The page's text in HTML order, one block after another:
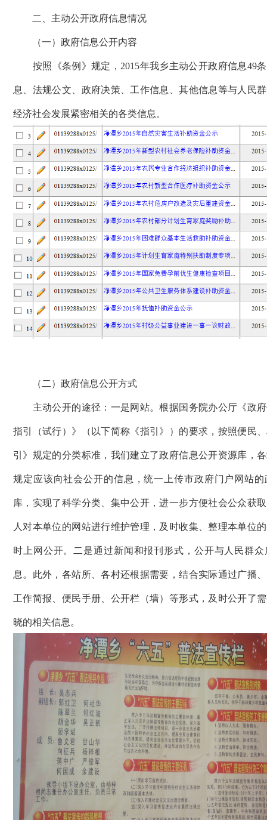
二、主动公开政府信息情况
（一）政府信息公开内容
按照《条例》规定，2015年我乡主动公开政府信息49
息、法规公文、政府决策、工作信息、其他信息等与人民
经济社会发展紧密相关的各类信息。
（二）政府信息公开方式
主动公开的途径：一是网站。根据国务院办公厅《政府
指引（试行）》（以下简称《指引》）的要求，按照便民
引》规定的分类标准，我们建立了政府信息公开资源库，
规定应该向社会公开的信息，统一上传市政府门户网站
库，实现了科学分类、集中公开，进一步方便社会公众获
人对本单位的网站进行维护管理，及时收集、整理本单位
时上网公开。二是通过新闻和报刊形式，公开与人民群
息。此外，各站所、各村还根据需要，结合实际通过广播
工作简报、便民手册、公开栏（墙）等形式，及时公开了
晓的相关信息。